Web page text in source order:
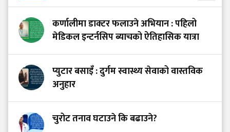
कर्णालीमा डाक्टर फलाउने अभियान : पहिलो
मेडिकल इन्टर्नसिप ब्याचको ऐतिहासिक यात्रा
प्युटार बसाइँ : दुर्गम स्वास्थ्य सेवाको वास्तविक
अनुहार
चुरोट तनाव घटाउने कि बढाउने?